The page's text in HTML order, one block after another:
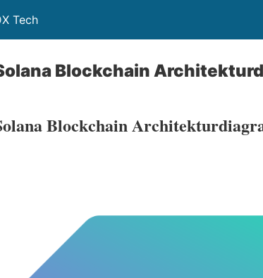
Tech
Blockchain
Blockchain